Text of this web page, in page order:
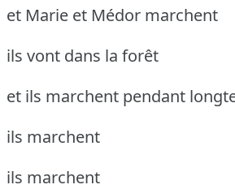
et Marie et Médor marchent
ils vont dans la forêt
et ils marchent pendant
ils marchent
ils marchent